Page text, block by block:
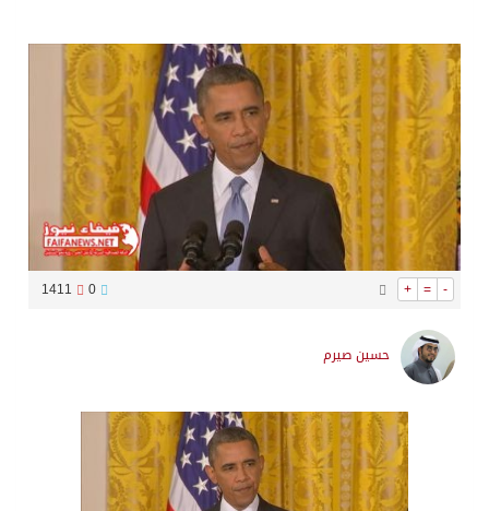
حالة الطقس المتوقعة اليوم في المملكة
قمة سعودية – تركية – باكستانية في جدة
مقتل شخصين وإصابة 14 إثر انفجار عبوة ناسفة داخل حافلة في ريف دمشق
+ = -
حسين صيرم